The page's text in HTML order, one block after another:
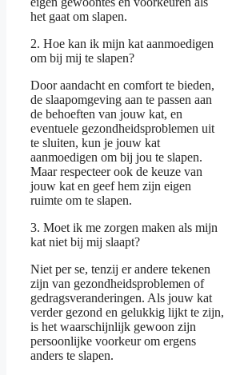
het gaat om slapen.
2. Hoe kan ik mijn kat aanmoedigen
om bij mij te slapen?
Door aandacht en comfort te bieden,
de slaapomgeving aan te passen aan
de behoeften van jouw kat, en
eventuele gezondheidsproblemen uit
te sluiten, kun je jouw kat
aanmoedigen om bij jou te slapen.
Maar respecteer ook de keuze van
jouw kat en geef hem zijn eigen
ruimte om te slapen.
3. Moet ik me zorgen maken als mijn
kat niet bij mij slaapt?
Niet per se, tenzij er andere tekenen
zijn van gezondheidsproblemen of
gedragsveranderingen. Als jouw kat
verder gezond en gelukkig lijkt te zijn,
is het waarschijnlijk gewoon zijn
persoonlijke voorkeur om ergens
anders te slapen.